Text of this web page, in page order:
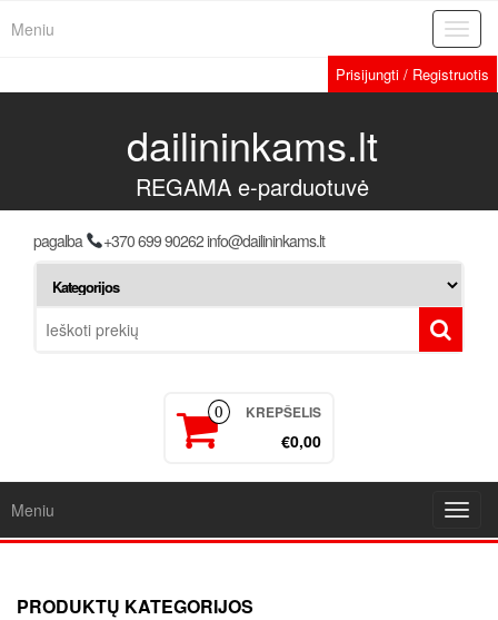
Meniu
Prisijungti / Registruotis
dailininkams.lt
REGAMA e-parduotuvė
pagalba +370 699 90262 info@dailininkams.lt
0 KREPŠELIS
€0,00
Meniu
PRODUKTŲ KATEGORIJOS